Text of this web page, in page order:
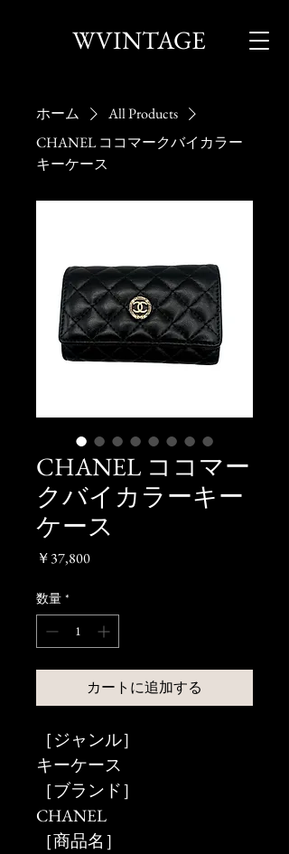
WVINTAGE
ホーム
All Products
CHANEL ココマークバイカラー
キーケース
CHANEL ココマー
クバイカラーキー
ケース
￥37,800価
数量 *
カートに追加する
［ジャンル］
キーケース
［ブランド］
CHANEL
［商品名］